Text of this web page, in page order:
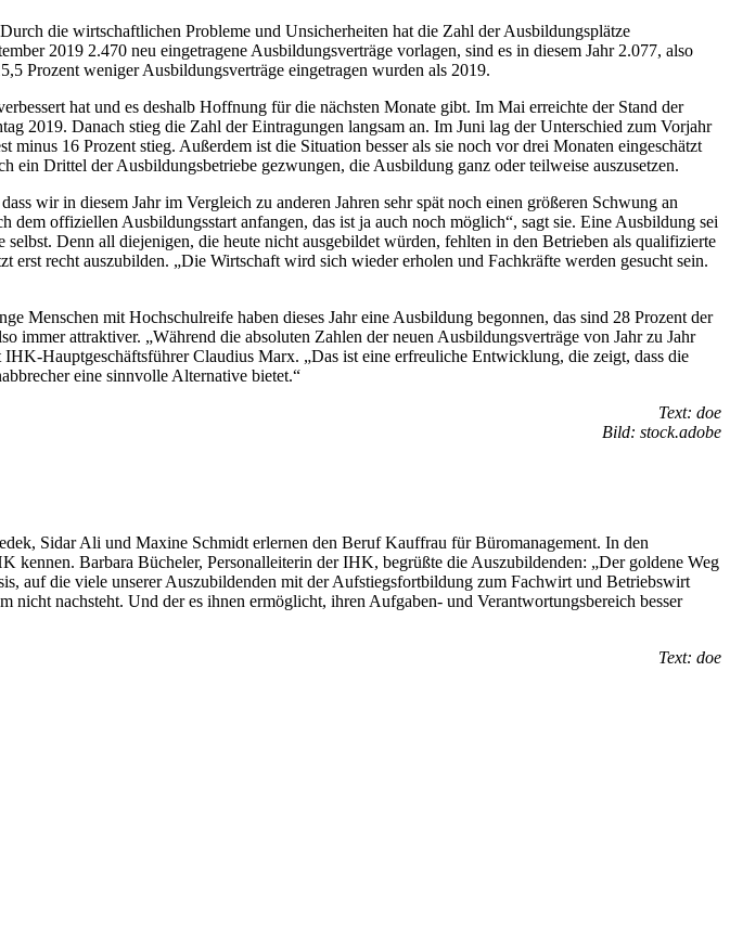
die wirtschaftlichen Probleme und Unsicherheiten hat die Zahl der Ausbildungsplätze
2019 2.470 neu eingetragene Ausbildungsverträge vorlagen, sind es in diesem Jahr 2.077, also
Prozent weniger Ausbildungsverträge eingetragen wurden als 2019.
hat und es deshalb Hoffnung für die nächsten Monate gibt. Im Mai erreichte der Stand der
2019. Danach stieg die Zahl der Eintragungen langsam an. Im Juni lag der Unterschied zum Vorjahr
16 Prozent stieg. Außerdem ist die Situation besser als sie noch vor drei Monaten eingeschätzt
Drittel der Ausbildungsbetriebe gezwungen, die Ausbildung ganz oder teilweise auszusetzen.
wir in diesem Jahr im Vergleich zu anderen Jahren sehr spät noch einen größeren Schwung an
offiziellen Ausbildungsstart anfangen, das ist ja auch noch möglich“, sagt sie. Eine Ausbildung sei
Denn all diejenigen, die heute nicht ausgebildet würden, fehlten in den Betrieben als qualifizierte
recht auszubilden. „Die Wirtschaft wird sich wieder erholen und Fachkräfte werden gesucht sein.
Menschen mit Hochschulreife haben dieses Jahr eine Ausbildung begonnen, das sind 28 Prozent der
­attraktiver. „Während die absoluten Zahlen der neuen Ausbildungsverträge von Jahr zu Jahr
Hauptgeschäftsführer Claudius Marx. „Das ist eine erfreuliche Entwicklung, die zeigt, dass die
eine sinnvolle Alternative bietet.“
Text: doe
Bild: stock.adobe
Sidar Ali und Maxine Schmidt erlernen den Beruf Kauffrau für Büromanagement. In den
kennen. Barbara Bücheler, Personalleiterin der IHK, begrüßte die Auszubildenden: „Der goldene Weg
auf die viele unserer Auszubildenden mit der Aufstiegsfortbildung zum Fachwirt und Betriebswirt
nachsteht. Und der es ihnen ermöglicht, ihren Aufgaben- und Verantwortungsbereich besser
Text: doe